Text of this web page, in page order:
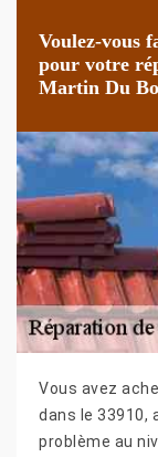
Voulez-vous
pour votre
Martin Du
Vous avez
dans le 33910,
problème au